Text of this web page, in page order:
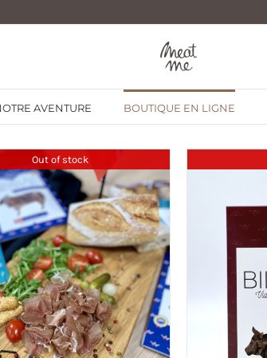
AVENTURE BOUTIQUE EN LIGNE
Out of stock